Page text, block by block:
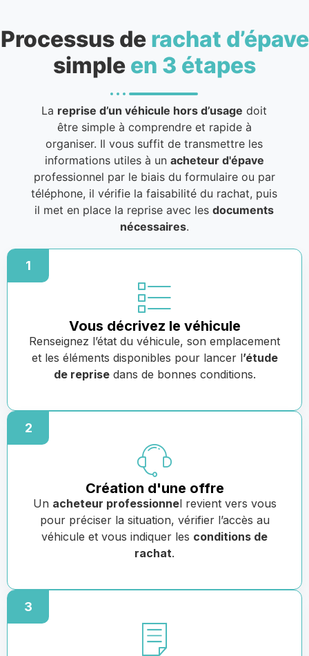
Processus de rachat d’épave
simple en 3 étapes
La reprise d’un véhicule hors d’usage doit
être simple à comprendre et rapide à
organiser. Il vous suffit de transmettre les
informations utiles à un acheteur d'épave
professionnel par le biais du formulaire ou par
téléphone, il vérifie la faisabilité du rachat, puis
il met en place la reprise avec lesdocuments
nécessaires.
1
Vous décrivez le véhicule
Renseignez l’état du véhicule, son emplacement
et les éléments disponibles pour lancer l’étude
de reprisedans de bonnes conditions.
2
Création d'une offre
Un acheteur professionnel revient vers vous
pour préciser la situation, vérifier l’accès au
véhicule et vous indiquer les conditions de
rachat.
3